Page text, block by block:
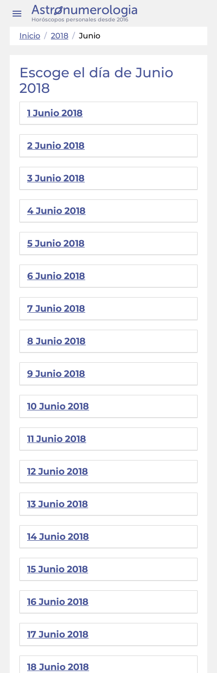
Horóscopos personales desde 2016
Inicio / 2018 / Junio
Escoge el día de Junio
2018
1 Junio 2018
2 Junio 2018
3 Junio 2018
4 Junio 2018
5 Junio 2018
6 Junio 2018
7 Junio 2018
8 Junio 2018
9 Junio 2018
10 Junio 2018
11 Junio 2018
12 Junio 2018
13 Junio 2018
14 Junio 2018
15 Junio 2018
16 Junio 2018
17 Junio 2018
18 Junio 2018